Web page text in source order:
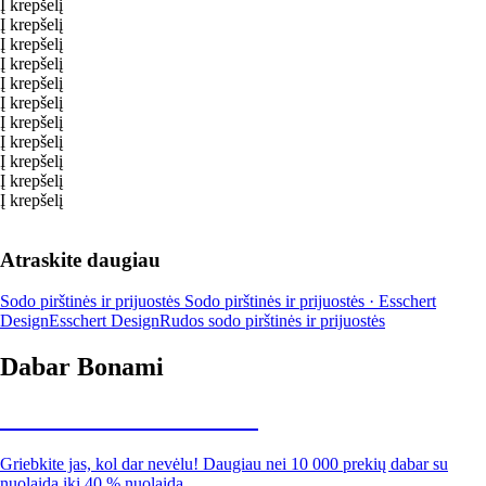
Į krepšelį
Į krepšelį
Į krepšelį
Į krepšelį
Į krepšelį
Į krepšelį
Į krepšelį
Į krepšelį
Į krepšelį
Į krepšelį
Į krepšelį
Atraskite daugiau
Sodo pirštinės ir prijuostės Sodo pirštinės ir prijuostės · Esschert
DesignEsschert DesignRudos sodo pirštinės ir prijuostės
Dabar Bonami
Griebkite jas, kol dar nevėlu! Daugiau nei 10 000 prekių dabar su